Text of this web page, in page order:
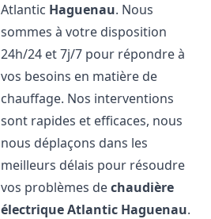
Atlantic Haguenau. Nous
sommes à votre disposition
24h/24 et 7j/7 pour répondre à
vos besoins en matière de
chauffage. Nos interventions
sont rapides et efficaces, nous
nous déplaçons dans les
meilleurs délais pour résoudre
vos problèmes dechaudière
électrique Atlantic Haguenau.